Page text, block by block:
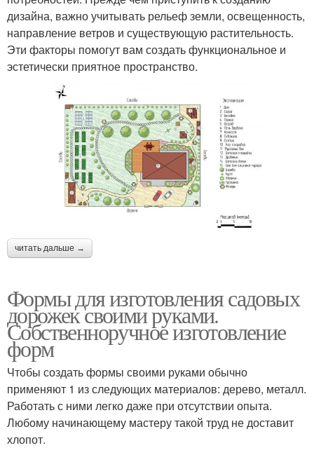
дизайна, важно учитывать рельеф земли, освещенность,
направление ветров и существующую растительность.
Эти факторы помогут вам создать функциональное и
эстетически приятное пространство.
читать дальше →
Формы для изготовления садовых
дорожек своими руками.
Собственноручное изготовление
форм
Чтобы создать формы своими руками обычно
применяют 1 из следующих материалов: дерево, металл.
Работать с ними легко даже при отсутствии опыта.
Любому начинающему мастеру такой труд не доставит
хлопот.